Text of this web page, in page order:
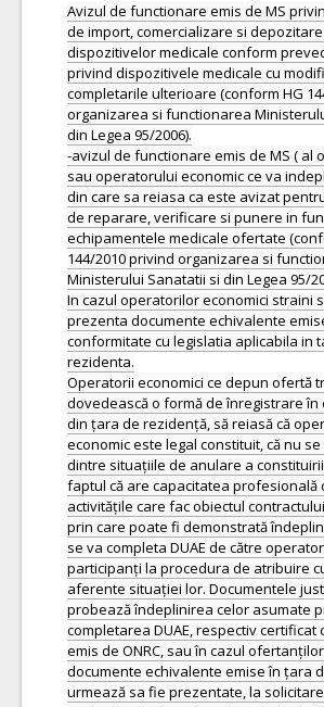
Avizul de functionare emis de MS
de import, comercializare si
dispozitivelor medicale conform
privind dispozitivele medicale cu
completarile ulterioare (conform HG
organizarea si functionarea
din Legea 95/2006).
-avizul de functionare emis de MS ( al
sau operatorului economic ce va
din care sa reiasa ca este avizat
de reparare, verificare si punere in
echipamentele medicale ofertate
144/2010 privind organizarea si
Ministerului Sanatatii si din Legea 95/
In cazul operatorilor economici straini
prezenta documente echivalente
conformitate cu legislatia aplicabila in
rezidenta.
Operatorii economici ce depun ofertă
dovedească o formă de înregistrare în
din țara de rezidență, să reiasă că
economic este legal constituit, că nu
dintre situațiile de anulare a
faptul că are capacitatea profesională
activitățile care fac obiectul
prin care poate fi demonstrată
se va completa DUAE de către
participanți la procedura de atribuire
aferente situației lor. Documentele
probează îndeplinirea celor asumate
completarea DUAE, respectiv certificat
emis de ONRC, sau în cazul
documente echivalente emise în țara
urmează sa fie prezentate, la